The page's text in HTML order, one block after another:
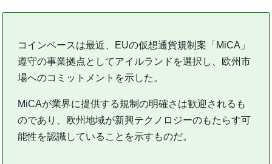
コインベースは最近、EUの仮想通貨規制案「MiCA」
遵守の事業拠点としてアイルランドを選択し、欧州市
場へのコミットメントを示した。
MiCAが業界に提供する規制の明確さは歓迎されるも
のであり、欧州地域が新興テクノロジーのもたらす可
能性を認識していることを示すものだ。